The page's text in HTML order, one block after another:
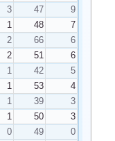
3 47
9
1 48
7
2 66
6
2 51
6
1 42
5
1 53
4
1 39
3
1 50
3
0 49
0